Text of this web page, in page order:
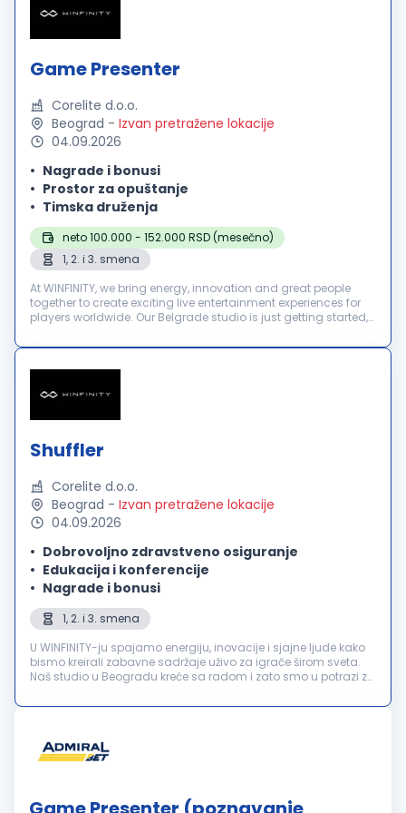
Game Presenter
Corelite d.o.o.
Beograd - Izvan pretražene lokacije
04.09.2026
Nagrade i bonusi
Prostor za opuštanje
Timska druženja
neto 100.000 - 152.000 RSD (mesečno)
1, 2. i 3. smena
At WINFINITY, we bring energy, innovation and great people
together to create exciting live entertainment experiences for
players worldwide. Our Belgrade studio is just getting started,
te...
Shuffler
Corelite d.o.o.
Beograd - Izvan pretražene lokacije
04.09.2026
Dobrovoljno zdravstveno osiguranje
Edukacija i konferencije
Nagrade i bonusi
1, 2. i 3. smena
U WINFINITY-ju spajamo energiju, inovacije i sjajne ljude kako
bismo kreirali zabavne sadržaje uživo za igrače širom sveta.
Naš studio u Beogradu kreće sa radom i zato smo u potrazi za